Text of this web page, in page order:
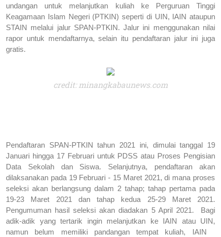
undangan untuk melanjutkan kuliah ke Perguruan Tinggi
Keagamaan Islam Negeri (PTKIN) seperti di UIN, IAIN ataupun
STAIN melalui jalur SPAN-PTKIN. Jalur ini menggunakan nilai
rapor untuk mendaftarnya, selain itu pendaftaran jalur ini juga
gratis.
credit: minangkabaunews.com
Pendaftaran SPAN-PTKIN tahun 2021 ini, dimulai tanggal 19
Januari hingga 17 Februari untuk PDSS atau Proses Pengisian
Data Sekolah dan Siswa. Selanjutnya, pendaftaran akan
dilaksanakan pada 19 Februari - 15 Maret 2021, di mana proses
seleksi akan berlangsung dalam 2 tahap; tahap pertama pada
19-23 Maret 2021 dan tahap kedua 25-29 Maret 2021.
Pengumuman hasil seleksi akan diadakan 5 April 2021.  Bagi
adik-adik yang tertarik ingin melanjutkan ke IAIN atau UIN,
namun belum memiliki pandangan tempat kuliah, IAIN